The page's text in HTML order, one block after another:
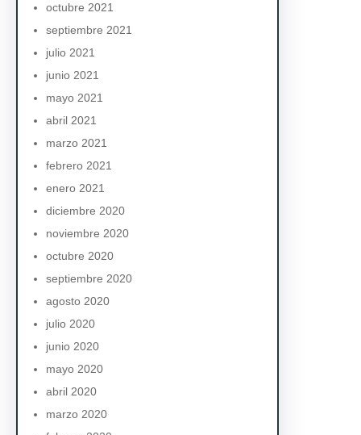
octubre 2021
septiembre 2021
julio 2021
junio 2021
mayo 2021
abril 2021
marzo 2021
febrero 2021
enero 2021
diciembre 2020
noviembre 2020
octubre 2020
septiembre 2020
agosto 2020
julio 2020
junio 2020
mayo 2020
abril 2020
marzo 2020